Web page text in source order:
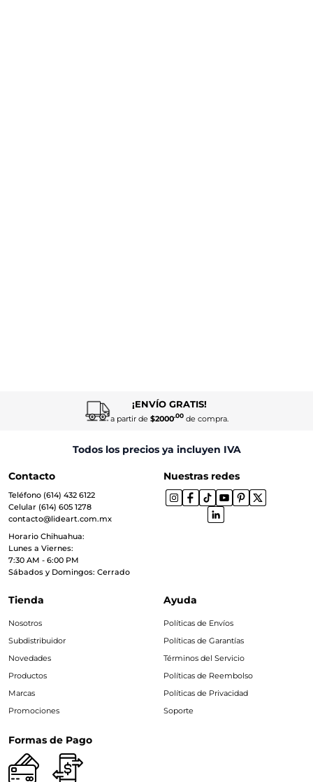
¡ENVÍO GRATIS!
a partir de $2000.00de compra.
Todos los precios ya incluyen IVA
Contacto
Teléfono (614) 432 6122
Celular (614) 605 1278
contacto@lideart.com.mx
Horario Chihuahua:
Lunes a Viernes:
7:30 AM - 6:00 PM
Sábados y Domingos: Cerrado
Nuestras redes
Tienda
Nosotros
Subdistribuidor
Novedades
Productos
Marcas
Promociones
Ayuda
Políticas de Envíos
Políticas de Garantías
Términos del Servicio
Políticas de Reembolso
Políticas de Privacidad
Soporte
Formas de Pago